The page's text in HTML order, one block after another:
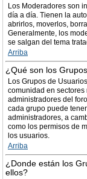
Los Moderadores son
día a día. Tienen la
abrirlos, moverlos,
Generalmente, los
se salgan del tema
Arriba
¿Qué son los
Los Grupos de
comunidad en
administradores del
cada grupo puede
administradores, a
como los permisos de
los usuarios.
Arriba
¿Donde están los
ellos?